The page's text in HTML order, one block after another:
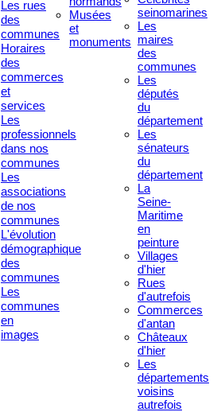
Les rues
des
communes
Horaires
des
commerces
et
services
Les
professionnels
dans nos
communes
Les
associations
de nos
communes
L'évolution
démographique
des
communes
Les
communes
en
images
Musées
et
monuments
seinomarines
Les
maires
des
communes
Les
députés
du
département
Les
sénateurs
du
département
La
Seine-
Maritime
en
peinture
Villages
d'hier
Rues
d'autrefois
Commerces
d'antan
Châteaux
d'hier
Les
départements
voisins
autrefois